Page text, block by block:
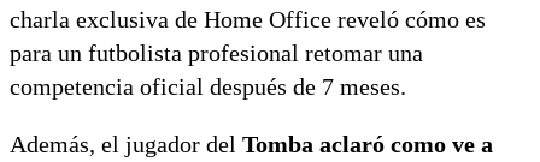
charla exclusiva de Home Office reveló cómo es
para un futbolista profesional retomar una
competencia oficial después de 7 meses.
Además, el jugador del Tomba aclaró como ve a